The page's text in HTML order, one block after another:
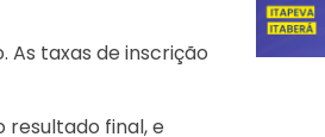
As taxas de inscrição
resultado final, e